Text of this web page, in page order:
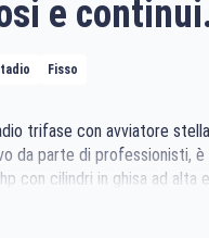
e
Fisso
trifase con avviatore
da parte di professionisti,
con cilindri in ghisa ad alta
le parti in movimento. Il